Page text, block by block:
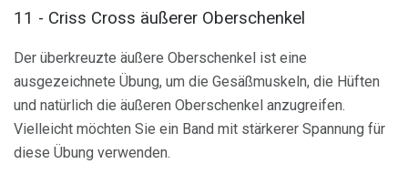
11 - Criss Cross äußerer Oberschenkel
Der überkreuzte äußere Oberschenkel ist eine
ausgezeichnete Übung, um die Gesäßmuskeln, die Hüften
und natürlich die äußeren Oberschenkel anzugreifen.
Vielleicht möchten Sie ein Band mit stärkerer Spannung für
diese Übung verwenden.